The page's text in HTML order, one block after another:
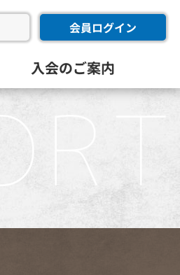
会員ログイン
入会のご案内